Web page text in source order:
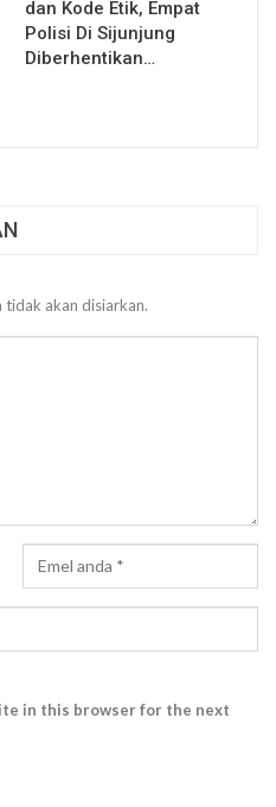
dan Kode Etik, Empat
Polisi Di Sijunjung
Diberhentikan…
tidak akan disiarkan.
in this browser for the next